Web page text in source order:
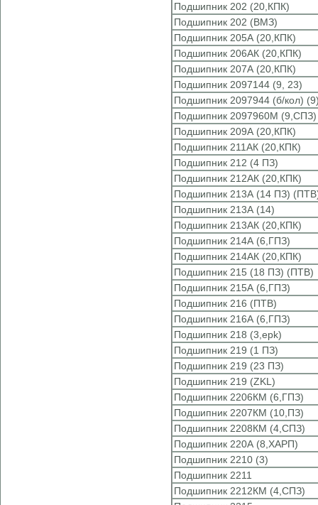
Подшипник 202 (20,КПК)
Подшипник 202 (ВМЗ)
Подшипник 205А (20,КПК)
Подшипник 206АК (20,КПК)
Подшипник 207А (20,КПК)
Подшипник 2097144 (9, 23)
Подшипник 2097944 (б/кол)
Подшипник 2097960М (9,СПЗ)
Подшипник 209А (20,КПК)
Подшипник 211АК (20,КПК)
Подшипник 212 (4 ПЗ)
Подшипник 212АК (20,КПК)
Подшипник 213А (14 ПЗ)
Подшипник 213А (14)
Подшипник 213АК (20,КПК)
Подшипник 214А (6,ГПЗ)
Подшипник 214АК (20,КПК)
Подшипник 215 (18 ПЗ) (ПТВ)
Подшипник 215А (6,ГПЗ)
Подшипник 216 (ПТВ)
Подшипник 216А (6,ГПЗ)
Подшипник 218 (3,epk)
Подшипник 219 (1 ПЗ)
Подшипник 219 (23 ПЗ)
Подшипник 219 (ZKL)
Подшипник 2206КМ (6,ГПЗ)
Подшипник 2207КМ (10,ПЗ)
Подшипник 2208КМ (4,СПЗ)
Подшипник 220А (8,ХАРП)
Подшипник 2210 (3)
Подшипник 2211
Подшипник 2212КМ (4,СПЗ)